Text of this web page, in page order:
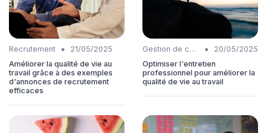
Recrutement •
21/05/2025
Améliorer la qualité de vie au
travail grâce à des exemples
d'annonces de recrutement
efficaces
Gestion de carrière •
20/05/2025
Optimiser l'entretien
professionnel pour améliorer la
qualité de vie au travail